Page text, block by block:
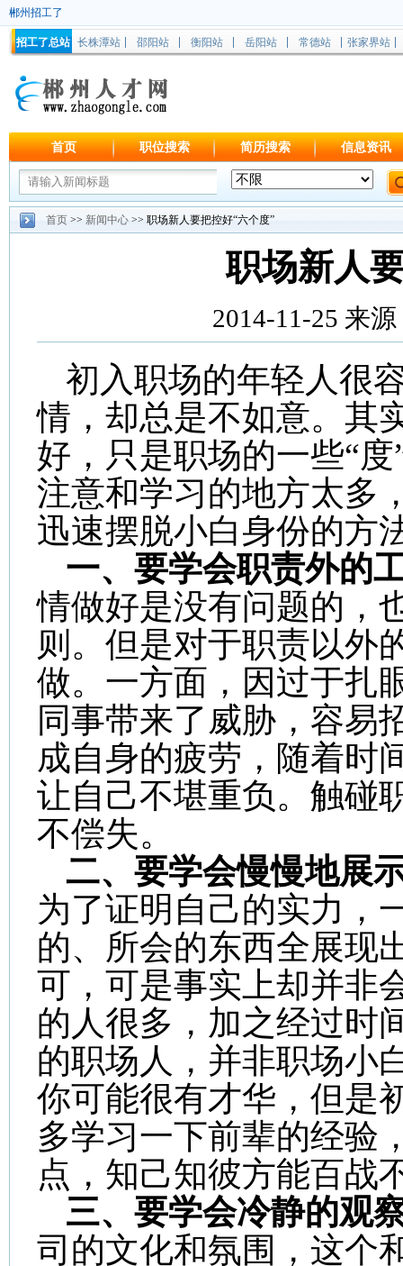
郴州招工了
招工了总站 长株潭站 邵阳站 衡阳站 岳阳站 常德站 张家界站
首页 职位搜索 简历搜索 信息资讯
首页 >> 新闻中心 >> 职场新人要把控好“六个度”
职场新人
2014-11-25 来
初入职场的年轻人很
情，却总是不如意。其
好，只是职场的一些“
注意和学习的地方太多
迅速摆脱小白身份的方
一、要学会职责外的
情做好是没有问题的，
则。但是对于职责以外
做。一方面，因过于扎
同事带来了威胁，容易
成自身的疲劳，随着时
让自己不堪重负。触碰
不偿失。
二、要学会慢慢地展
为了证明自己的实力，
的、所会的东西全展现
可，可是事实上却并非
的人很多，加之经过时
的职场人，并非职场小
你可能很有才华，但是
多学习一下前辈的经验
点，知己知彼方能百战
三、要学会冷静的观
司的文化和氛围，这个